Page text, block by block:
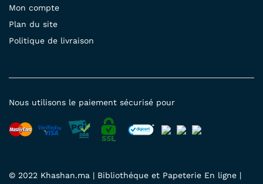
Mon compte
Plan du site
Politique de livraison
© 2022 Khashan.ma | Bibliothéque et Papeterie En ligne |
Nous utilisons le paiement sécurisé pour